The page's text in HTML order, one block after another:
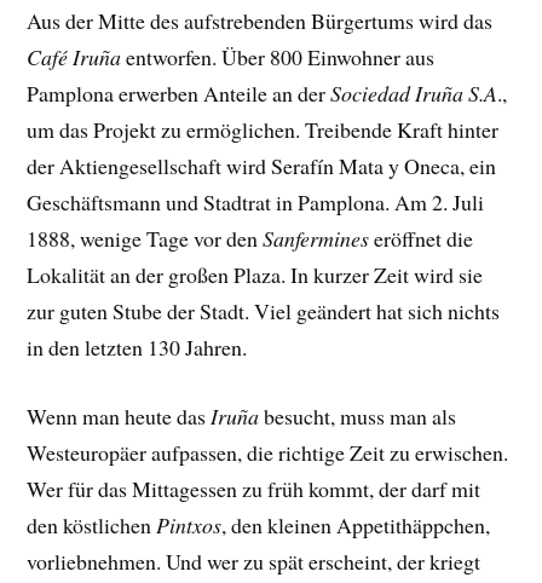
Aus der Mitte des aufstrebenden Bürgertums wird das
Café Iruñaentworfen. Über 800 Einwohner aus
Pamplona erwerben Anteile an derSociedad Iruña S.A.,
um das Projekt zu ermöglichen. Treibende Kraft hinter
der Aktiengesellschaft wird Serafín Mata y Oneca, ein
Geschäftsmann und Stadtrat in Pamplona. Am 2. Juli
1888, wenige Tage vor denSanfermineseröffnet die
Lokalität an der großen Plaza. In kurzer Zeit wird sie
zur guten Stube der Stadt. Viel geändert hat sich nichts
in den letzten 130 Jahren.
Wenn man heute dasIruñabesucht, muss man als
Westeuropäer aufpassen, die richtige Zeit zu erwischen.
Wer für das Mittagessen zu früh kommt, der darf mit
den köstlichenPintxos, den kleinen Appetithäppchen,
vorliebnehmen. Und wer zu spät erscheint, der kriegt